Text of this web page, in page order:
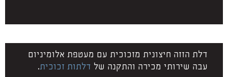
דלת הזזה חיצונית מזכוכית עם מעטפת אלומיניום
עבה שירותי מכירה והתקנה של דלתות זכוכית.